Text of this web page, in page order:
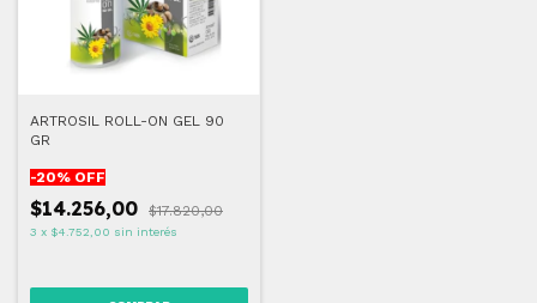
ARTROSIL ROLL-ON GEL 90
GR
-20% OFF
$14.256,00 $17.820,00
3 x $4.752,00 sin interés